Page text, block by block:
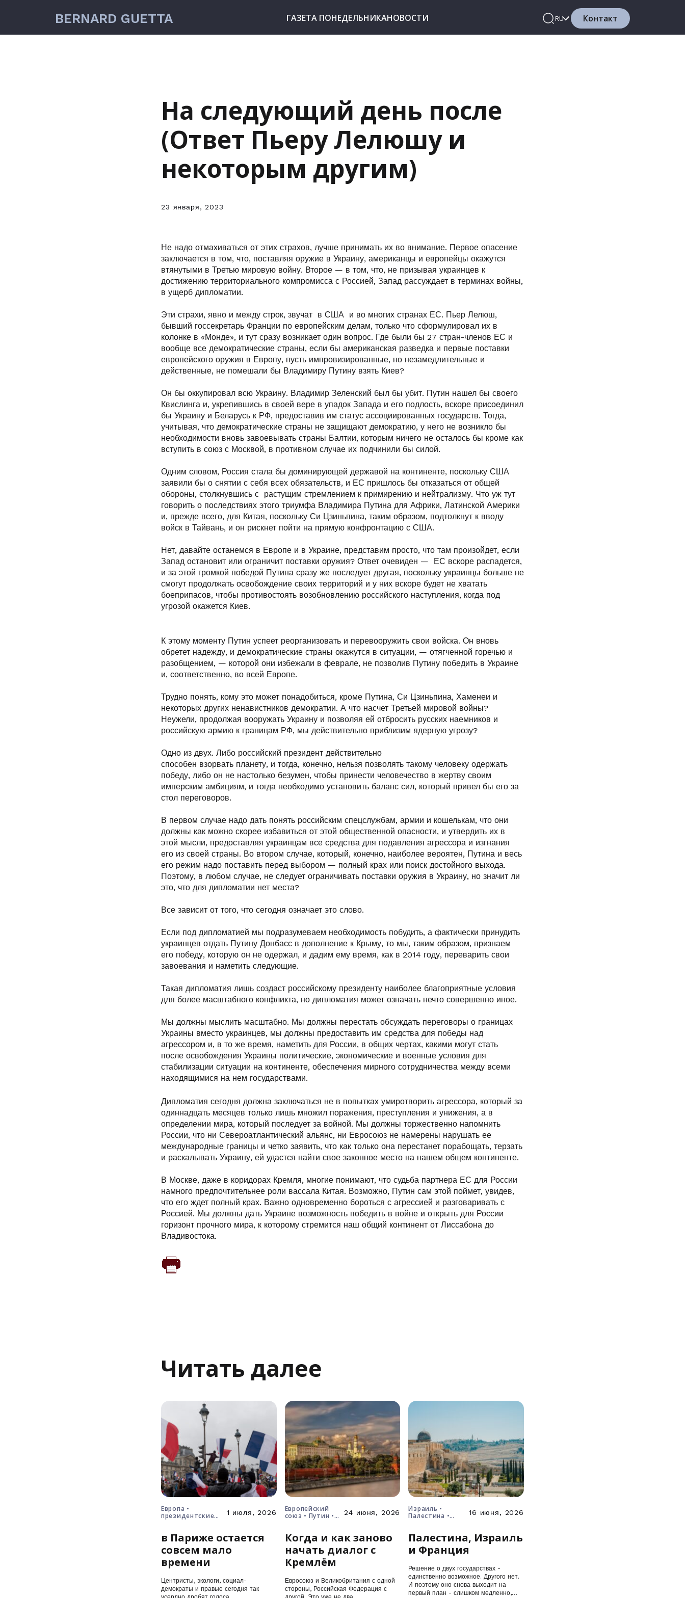
BERNARD GUETTA ГАЗЕТА ПОНЕДЕЛЬНИКАНОВОСТИ RU Контакт
На следующий день после
(Ответ Пьеру Лелюшу и
некоторым другим)
23 января, 2023
Не надо отмахиваться от этих страхов, лучше принимать их во внимание. Первое опасение
заключается в том, что, поставляя оружие в Украину, американцы и европейцы окажутся
втянутыми в Третью мировую войну. Второе — в том, что, не призывая украинцев к
достижению территориального компромисса с Россией, Запад рассуждает в терминах войны,
в ущерб дипломатии.
Эти страхи, явно и между строк, звучат в США и во многих странах ЕС. Пьер Лелюш,
бывший госсекретарь Франции по европейским делам, только что сформулировал их в
колонке в «Монде», и тут сразу возникает один вопрос. Где были бы 27 стран-членов ЕС и
вообще все демократические страны, если бы американская разведка и первые поставки
европейского оружия в Европу, пусть импровизированные, но незамедлительные и
действенные, не помешали бы Владимиру Путину взять Киев?
Он бы оккупировал всю Украину. Владимир Зеленский был бы убит. Путин нашел бы своего
Квислинга и, укрепившись в своей вере в упадок Запада и его подлость, вскоре присоединил
бы Украину и Беларусь к РФ, предоставив им статус ассоциированных государств. Тогда,
учитывая, что демократические страны не защищают демократию, у него не возникло бы
необходимости вновь завоевывать страны Балтии, которым ничего не осталось бы кроме как
вступить в союз с Москвой, в противном случае их подчинили бы силой.
Одним словом, Россия стала бы доминирующей державой на континенте, поскольку США
заявили бы о снятии с себя всех обязательств, и ЕС пришлось бы отказаться от общей
обороны, столкнувшись с растущим стремлением к примирению и нейтрализму. Что уж тут
говорить о последствиях этого триумфа Владимира Путина для Африки, Латинской Америки
и, прежде всего, для Китая, поскольку Си Цзиньпина, таким образом, подтолкнут к вводу
войск в Тайвань, и он рискнет пойти на прямую конфронтацию с США.
Нет, давайте останемся в Европе и в Украине, представим просто, что там произойдет, если
Запад остановит или ограничит поставки оружия? Ответ очевиден — ЕС вскоре распадется,
и за этой громкой победой Путина сразу же последует другая, поскольку украинцы больше не
смогут продолжать освобождение своих территорий и у них вскоре будет не хватать
боеприпасов, чтобы противостоять возобновлению российского наступления, когда под
угрозой окажется Киев.
К этому моменту Путин успеет реорганизовать и перевооружить свои войска. Он вновь
обретет надежду, и демократические страны окажутся в ситуации, — отягченной горечью и
разобщением, — которой они избежали в феврале, не позволив Путину победить в Украине
и, соответственно, во всей Европе.
Трудно понять, кому это может понадобиться, кроме Путина, Си Цзиньпина, Хаменеи и
некоторых других ненавистников демократии. А что насчет Третьей мировой войны?
Неужели, продолжая вооружать Украину и позволяя ей отбросить русских наемников и
российскую армию к границам РФ, мы действительно приблизим ядерную угрозу?
Одно из двух. Либо российский президент действительно
способен взорвать планету, и тогда, конечно, нельзя позволять такому человеку одержать
победу, либо он не настолько безумен, чтобы принести человечество в жертву своим
имперским амбициям, и тогда необходимо установить баланс сил, который привел бы его за
стол переговоров.
В первом случае надо дать понять российским спецслужбам, армии и кошелькам, что они
должны как можно скорее избавиться от этой общественной опасности, и утвердить их в
этой мысли, предоставляя украинцам все средства для подавления агрессора и изгнания
его из своей страны. Во втором случае, который, конечно, наиболее вероятен, Путина и весь
его режим надо поставить перед выбором — полный крах или поиск достойного выхода.
Поэтому, в любом случае, не следует ограничивать поставки оружия в Украину, но значит ли
это, что для дипломатии нет места?
Все зависит от того, что сегодня означает это слово.
Если под дипломатией мы подразумеваем необходимость побудить, а фактически принудить
украинцев отдать Путину Донбасс в дополнение к Крыму, то мы, таким образом, признаем
его победу, которую он не одержал, и дадим ему время, как в 2014 году, переварить свои
завоевания и наметить следующие.
Такая дипломатия лишь создаст российскому президенту наиболее благоприятные условия
для более масштабного конфликта, но дипломатия может означать нечто совершенно иное.
Мы должны мыслить масштабно. Мы должны перестать обсуждать переговоры о границах
Украины вместо украинцев, мы должны предоставить им средства для победы над
агрессором и, в то же время, наметить для России, в общих чертах, какими могут стать
после освобождения Украины политические, экономические и военные условия для
стабилизации ситуации на континенте, обеспечения мирного сотрудничества между всеми
находящимися на нем государствами.
Дипломатия сегодня должна заключаться не в попытках умиротворить агрессора, который за
одиннадцать месяцев только лишь множил поражения, преступления и унижения, а в
определении мира, который последует за войной. Мы должны торжественно напомнить
России, что ни Североатлантический альянс, ни Евросоюз не намерены нарушать ее
международные границы и четко заявить, что как только она перестанет порабощать, терзать
и раскалывать Украину, ей удастся найти свое законное место на нашем общем континенте.
В Москве, даже в коридорах Кремля, многие понимают, что судьба партнера ЕС для России
намного предпочтительнее роли вассала Китая. Возможно, Путин сам этой поймет, увидев,
что его ждет полный крах. Важно одновременно бороться с агрессией и разговаривать с
Россией. Мы должны дать Украине возможность победить в войне и открыть для России
горизонт прочного мира, к которому стремится наш общий континент от Лиссабона до
Владивостока.
Читать далее
Европа •
президентские
1 июля, 2026
в Париже остается
совсем мало
времени
Центристы, экологи, социал-
демократы и правые сегодня так
Европейский
союз • Путин •
24 июня, 2026
Когда и как заново
начать диалог с
Кремлём
Евросоюз и Великобритания с одной
стороны, Российская Федерация с
Израиль •
Палестина •
16 июня, 2026
Палестина, Израиль
и Франция
Решение о двух государствах -
единственно возможное. Другого нет.
И поэтому оно снова выходит на
первый план - слишком медленно,…